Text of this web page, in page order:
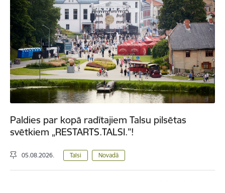
Paldies par kopā radītajiem Talsu pilsētas
svētkiem „RESTARTS.TALSI.”!
05.08.2026. Talsi Novadā